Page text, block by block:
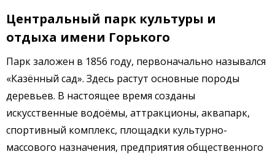
Центральный парк культуры и
отдыха имени Горького
Парк заложен в 1856 году, первоначально назывался
«Казённый сад». Здесь растут основные породы
деревьев. В настоящее время созданы
искусственные водоёмы, аттракционы, аквапарк,
спортивный комплекс, площадки культурно-
массового назначения, предприятия общественного